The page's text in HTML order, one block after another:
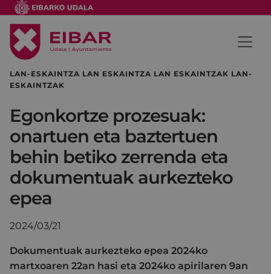
LAN-ESKAINTZA LAN ESKAINTZA LAN ESKAINTZAK LAN-
ESKAINTZAK
Egonkortze prozesuak:
onartuen eta baztertuen
behin betiko zerrenda eta
dokumentuak aurkezteko
epea
2024/03/21
Dokumentuak aurkezteko epea 2024ko
martxoaren 22an hasi eta 2024ko apirilaren 9an